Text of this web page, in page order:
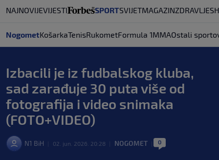
NAJNOVIJEVIJESTI SPORTSVIJETMAGAZINZDRAVLJE
NogometKošarkaTenisRukometFormula 1MMAOstali
Izbacili je iz fudbalskog kluba,
sad zarađuje 30 puta više od
fotografija i video snimaka
(FOTO+VIDEO)
N1 BiH 02. jun. 2026. 20:28 NOGOMET 0